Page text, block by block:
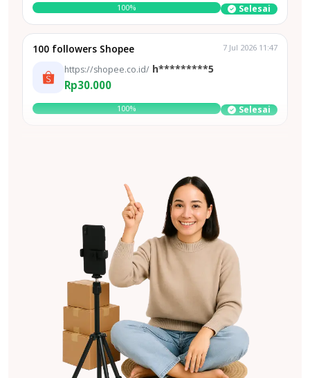
100% Selesai
100 followers Shopee 7 Jul 2026 11:47
https://shopee.co.id/ h*********5
Rp30.000
100% Selesai